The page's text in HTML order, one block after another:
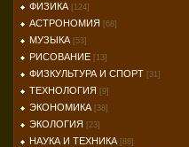
ФИЗИКА [124]
АСТРОНОМИЯ [68]
МУЗЫКА [53]
РИСОВАНИЕ [13]
ФИЗКУЛЬТУРА И СПОРТ [31]
ТЕХНОЛОГИЯ [9]
ЭКОНОМИКА [38]
ЭКОЛОГИЯ [23]
НАУКА И ТЕХНИКА [88]